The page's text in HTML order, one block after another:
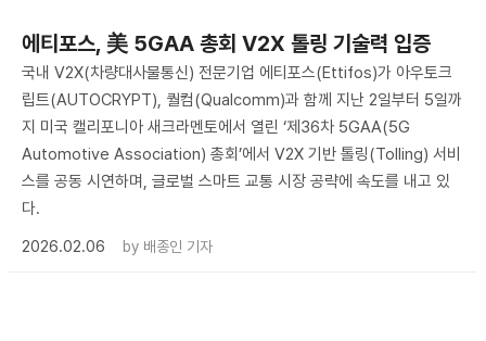
에티포스, 美 5GAA 총회 V2X 톨링 기술력 입증
국내 V2X(차량대사물통신) 전문기업 에티포스(Ettifos)가 아우토크
립트(AUTOCRYPT), 퀄컴(Qualcomm)과 함께 지난 2일부터 5일까
지 미국 캘리포니아 새크라멘토에서 열린 ‘제36차 5GAA(5G
Automotive Association) 총회’에서 V2X 기반 톨링(Tolling) 서비
스를 공동 시연하며, 글로벌 스마트 교통 시장 공략에 속도를 내고 있
다.
2026.02.06
by 배종인 기자